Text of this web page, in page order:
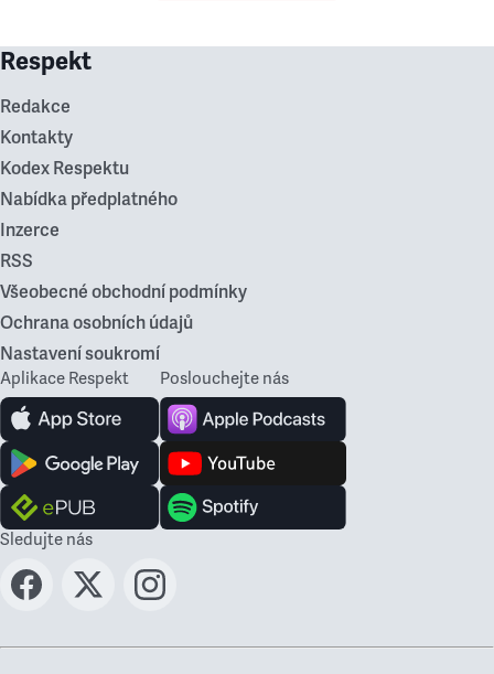
Respekt
Redakce
Kontakty
Kodex Respektu
Nabídka předplatného
Inzerce
RSS
Všeobecné obchodní podmínky
Ochrana osobních údajů
Nastavení soukromí
Aplikace Respekt Poslouchejte nás
Sledujte nás